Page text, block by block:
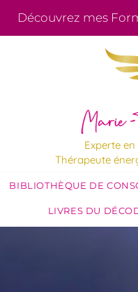
Découvrez mes
Experte
Thérapeute
BIBLIOTHÈQUE DE
LIVRES DU